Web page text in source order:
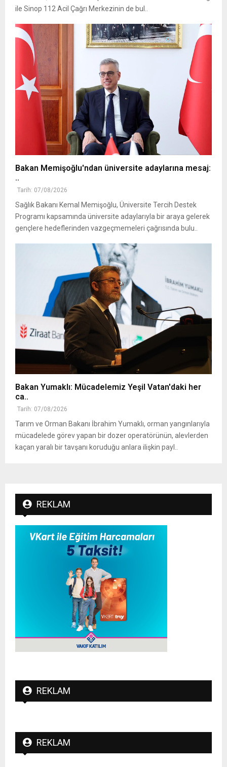
ile Sinop 112 Acil Çağrı Merkezinin de bul..
Bakan Memişoğlu'ndan üniversite adaylarına mesaj:
..
Tarih: 07/08/2026
Sağlık Bakanı Kemal Memişoğlu, Üniversite Tercih Destek
Programı kapsamında üniversite adaylarıyla bir araya gelerek
gençlere hedeflerinden vazgeçmemeleri çağrısında bulu..
Bakan Yumaklı: Mücadelemiz Yeşil Vatan'daki her
ca..
Tarih: 07/08/2026
Tarım ve Orman Bakanı İbrahim Yumaklı, orman yangınlarıyla
mücadelede görev yapan bir dozer operatörünün, alevlerden
kaçan yaralı bir tavşanı koruduğu anlara ilişkin payl..
REKLAM
REKLAM
REKLAM